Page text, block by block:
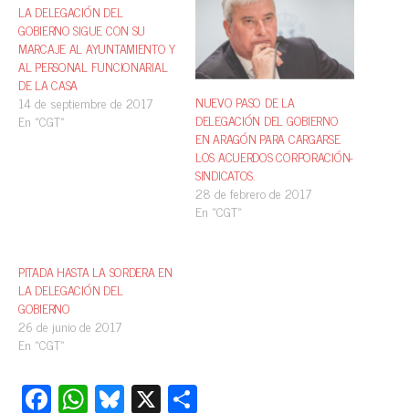
LA DELEGACIÓN DEL
GOBIERNO SIGUE CON SU
MARCAJE AL AYUNTAMIENTO Y
AL PERSONAL FUNCIONARIAL
DE LA CASA
14 de septiembre de 2017
En «CGT»
NUEVO PASO DE LA
DELEGACIÓN DEL GOBIERNO
EN ARAGÓN PARA CARGARSE
LOS ACUERDOS CORPORACIÓN-
SINDICATOS.
28 de febrero de 2017
En «CGT»
PITADA HASTA LA SORDERA EN
LA DELEGACIÓN DEL
GOBIERNO
26 de junio de 2017
En «CGT»
Fa W Bl X